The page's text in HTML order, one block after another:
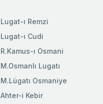
Lugat-ı Remzi
Lugat-ı Cudi
R.Kamus-ı Osmani
M.Osmanlı Lugatı
M.Lügatı Osmaniye
Ahter-i Kebir